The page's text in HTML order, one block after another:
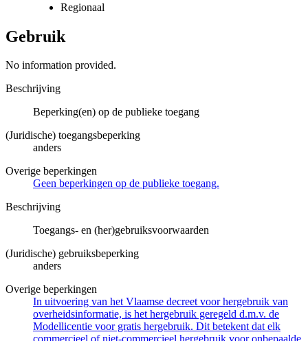
Regionaal
Gebruik
No information provided.
Beschrijving
Beperking(en) op de publieke toegang
(Juridische) toegangsbeperking
anders
Overige beperkingen
Geen beperkingen op de publieke toegang.
Beschrijving
Toegangs- en (her)gebruiksvoorwaarden
(Juridische) gebruiksbeperking
anders
Overige beperkingen
In uitvoering van het Vlaamse decreet voor hergebruik van
overheidsinformatie, is het hergebruik geregeld d.m.v. de
Modellicentie voor gratis hergebruik. Dit betekent dat elk